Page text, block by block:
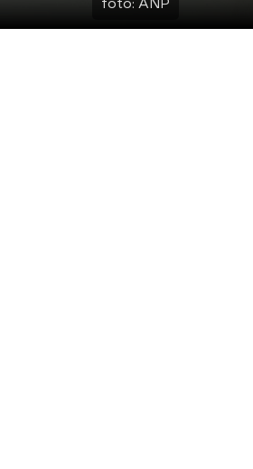
foto: ANP